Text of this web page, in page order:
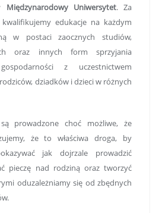
Międzynarodowy Uniwersytet. Za
edukacje na każdym
w postaci zaocznych studiów,
oraz innych form sprzyjania
z uczestnictwem
dziadków i dzieci w różnych
prowadzone choć możliwe, że
że to właściwa droga, by
jak dojrzale prowadzić
pieczę nad rodziną oraz tworzyć
oduzależniamy się od zbędnych